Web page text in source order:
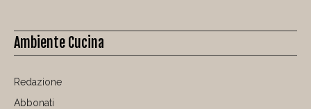
Ambiente Cucina
Redazione
Abbonati